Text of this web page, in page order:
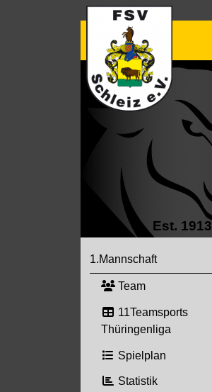
Est. 1913
1.Mannschaft
Team
11Teamsports
Thüringenliga
Spielplan
Statistik